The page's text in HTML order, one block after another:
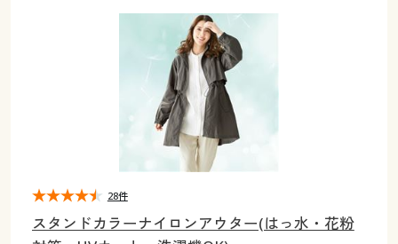
カーテン・ラグ・ファブリック
美容・健康・サプリメント
制服・スクールすべて
ジュニア・ティーンズ下着
大きいサイズ通販すべて
大きいサイズ レディース服
カタログ
大きいサイズ レディース服
大きいサイズ レディース下着
大きいサイズ 事務・制服
カタログ・チラシからのご注文
デジタルカタログ
スタンドカラーナイロンアウター(はっ水・花粉
28件